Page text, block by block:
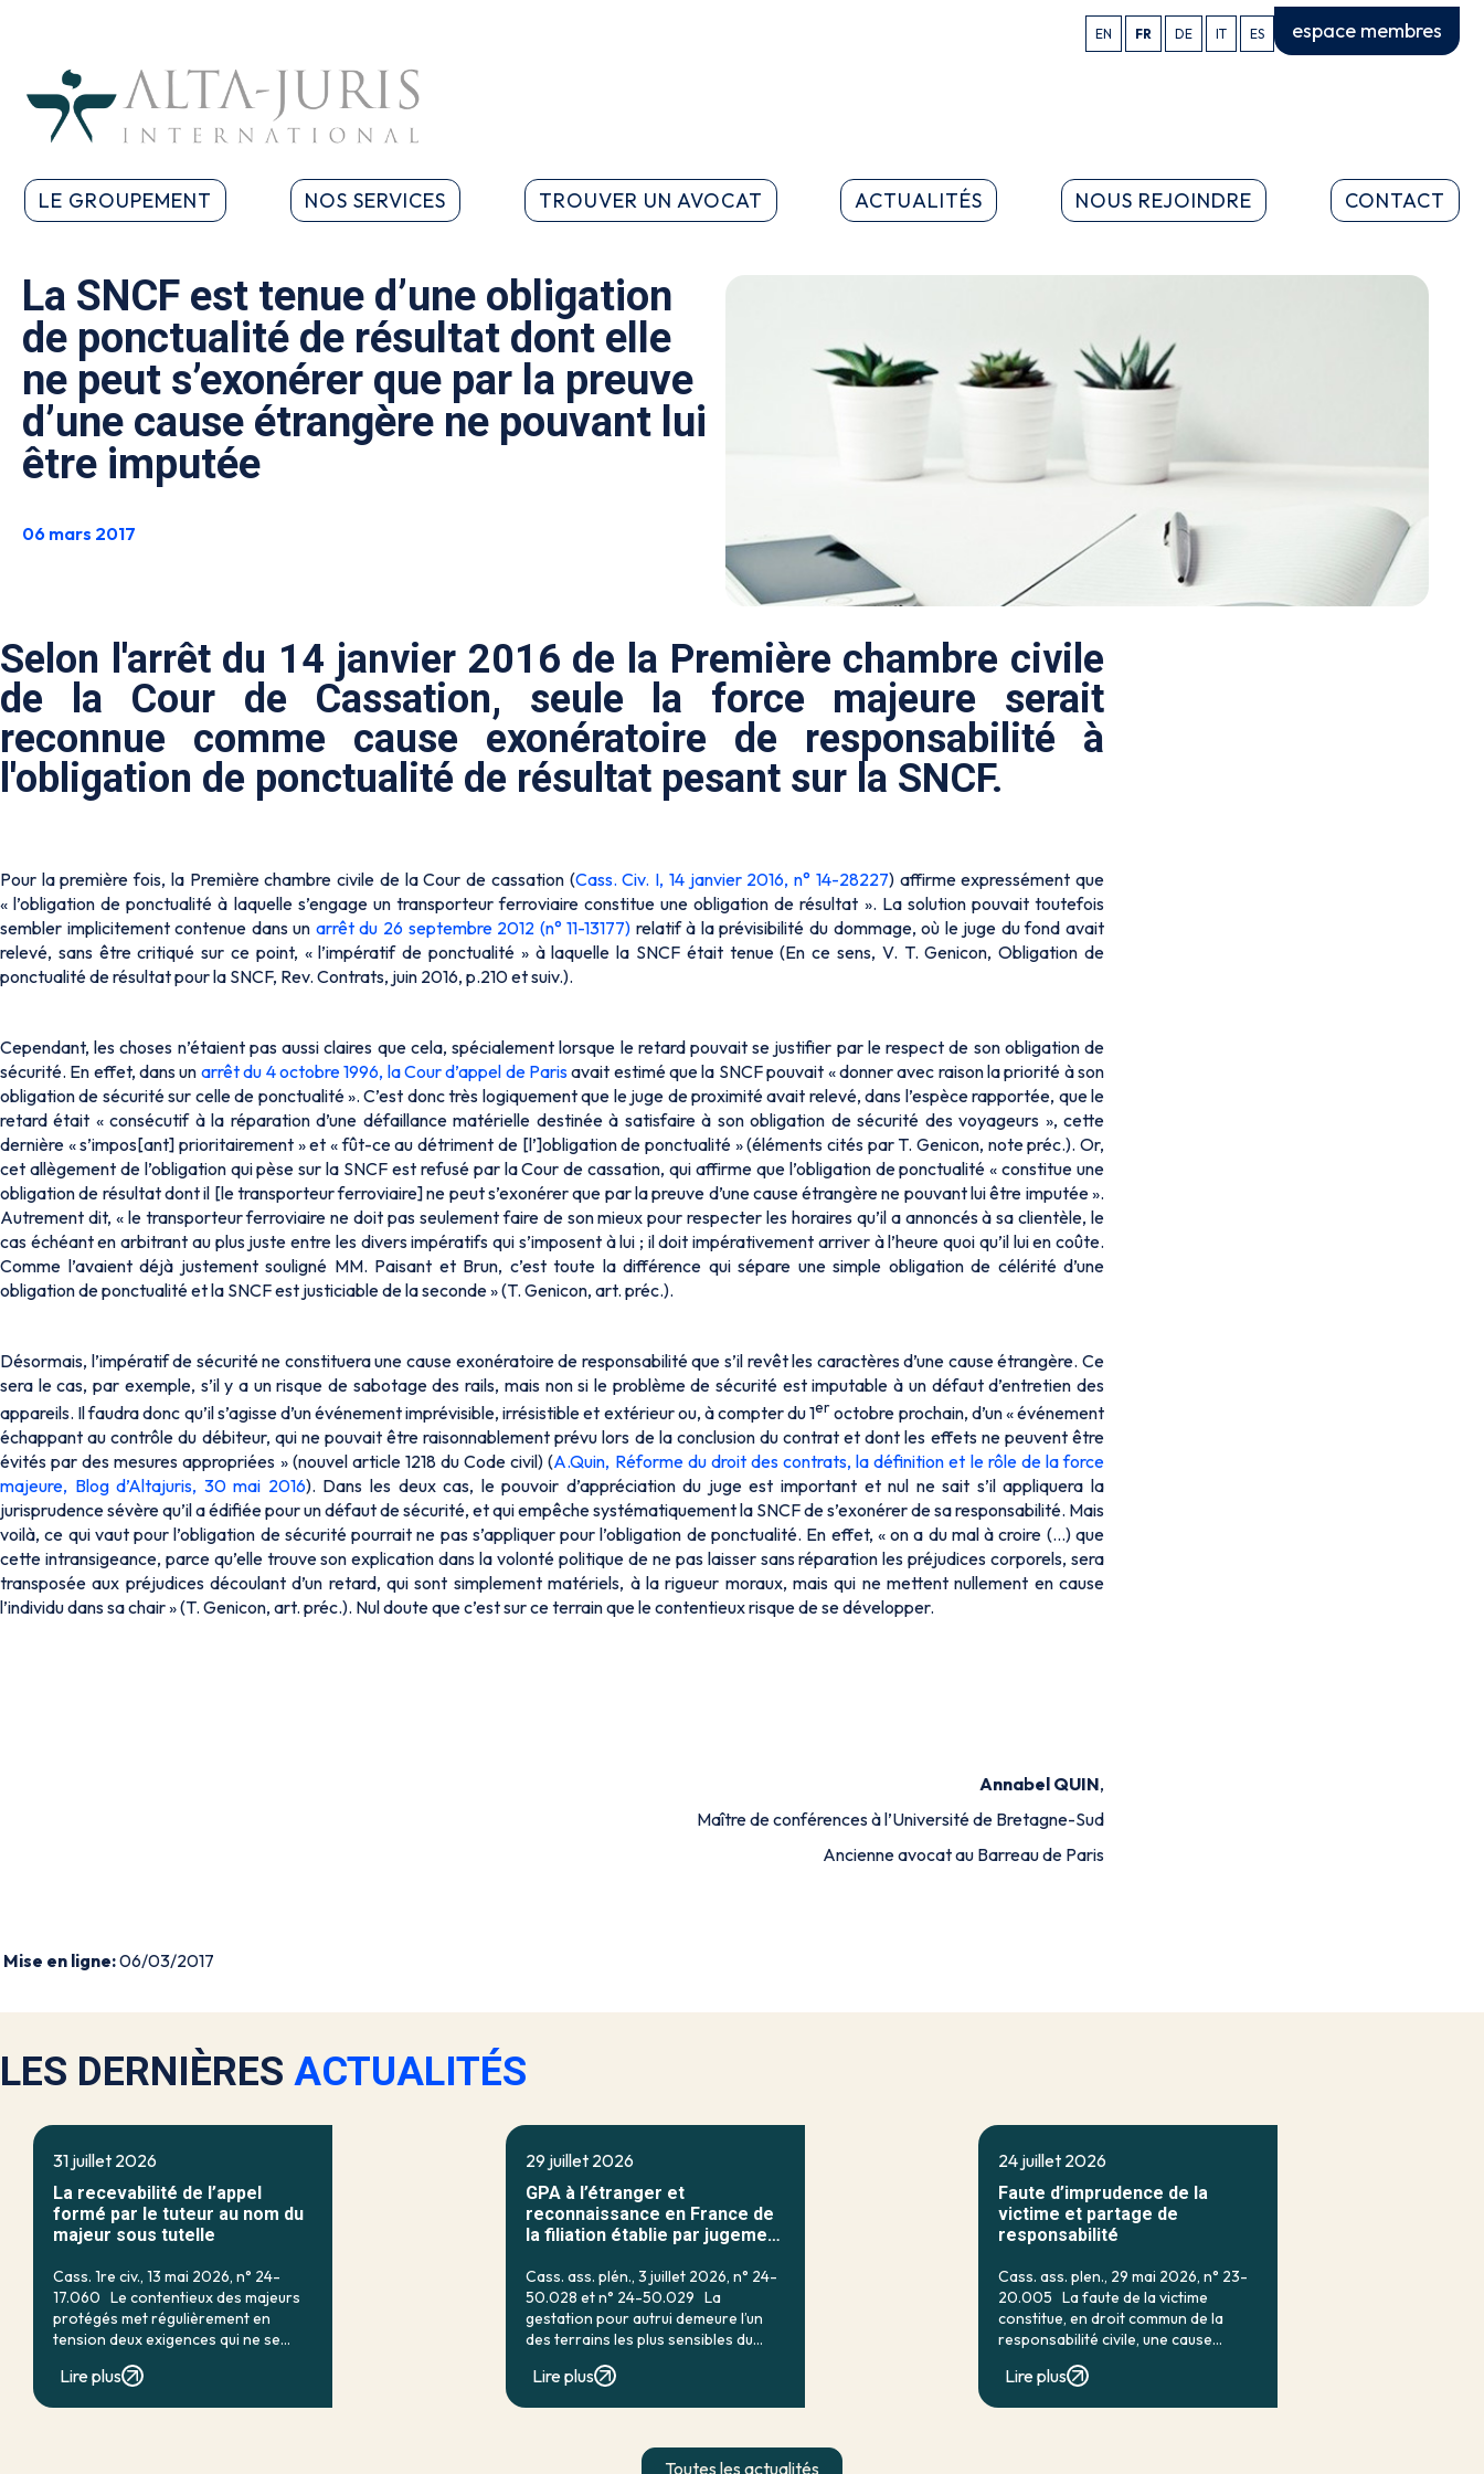
EN FR DE IT ES espace membres
LE GROUPEMENT NOS SERVICES TROUVER UN AVOCAT ACTUALITÉS NOUS REJOINDRE CONTACT
La SNCF est tenue d’une obligation
de ponctualité de résultat dont elle
ne peut s’exonérer que par la preuve
d’une cause étrangère ne pouvant lui
être imputée
06 mars 2017
Selon l'arrêt du 14 janvier 2016 de la Première chambre civile
de la Cour de Cassation, seule la force majeure serait
reconnue comme cause exonératoire de responsabilité à
l'obligation de ponctualité de résultat pesant sur la SNCF.
Pour la première fois, la Première chambre civile de la Cour de cassation (Cass. Civ. I, 14 janvier 2016, n° 14-28227) affirme expressément que
« l’obligation de ponctualité à laquelle s’engage un transporteur ferroviaire constitue une obligation de résultat ». La solution pouvait toutefois
sembler implicitement contenue dans un arrêt du 26 septembre 2012 (n° 11-13177) relatif à la prévisibilité du dommage, où le juge du fond avait
relevé, sans être critiqué sur ce point, « l’impératif de ponctualité » à laquelle la SNCF était tenue (En ce sens, V. T. Genicon, Obligation de
ponctualité de résultat pour la SNCF, Rev. Contrats, juin 2016, p.210 et suiv.).
Cependant, les choses n’étaient pas aussi claires que cela, spécialement lorsque le retard pouvait se justifier par le respect de son obligation de
sécurité. En effet, dans un arrêt du 4 octobre 1996, la Cour d’appel de Parisavait estimé que la SNCF pouvait « donner avec raison la priorité à son
obligation de sécurité sur celle de ponctualité ». C’est donc très logiquement que le juge de proximité avait relevé, dans l’espèce rapportée, que le
retard était « consécutif à la réparation d’une défaillance matérielle destinée à satisfaire à son obligation de sécurité des voyageurs », cette
dernière « s’impos[ant] prioritairement » et « fût-ce au détriment de [l’]obligation de ponctualité » (éléments cités par T. Genicon, note préc.). Or,
cet allègement de l’obligation qui pèse sur la SNCF est refusé par la Cour de cassation, qui affirme que l’obligation de ponctualité « constitue une
obligation de résultat dont il [le transporteur ferroviaire] ne peut s’exonérer que par la preuve d’une cause étrangère ne pouvant lui être imputée ».
Autrement dit, « le transporteur ferroviaire ne doit pas seulement faire de son mieux pour respecter les horaires qu’il a annoncés à sa clientèle, le
cas échéant en arbitrant au plus juste entre les divers impératifs qui s’imposent à lui ; il doit impérativement arriver à l’heure quoi qu’il lui en coûte.
Comme l’avaient déjà justement souligné MM. Paisant et Brun, c’est toute la différence qui sépare une simple obligation de célérité d’une
obligation de ponctualité et la SNCF est justiciable de la seconde » (T. Genicon, art. préc.).
Désormais, l’impératif de sécurité ne constituera une cause exonératoire de responsabilité que s’il revêt les caractères d’une cause étrangère. Ce
sera le cas, par exemple, s’il y a un risque de sabotage des rails, mais non si le problème de sécurité est imputable à un défaut d’entretien des
appareils. Il faudra donc qu’il s’agisse d’un événement imprévisible, irrésistible et extérieur ou, à compter du 1eroctobre prochain, d’un « événement
échappant au contrôle du débiteur, qui ne pouvait être raisonnablement prévu lors de la conclusion du contrat et dont les effets ne peuvent être
évités par des mesures appropriées » (nouvel article 1218 du Code civil) (A.Quin, Réforme du droit des contrats, la définition et le rôle de la force
majeure, Blog d’Altajuris, 30 mai 2016). Dans les deux cas, le pouvoir d’appréciation du juge est important et nul ne sait s’il appliquera la
jurisprudence sévère qu’il a édifiée pour un défaut de sécurité, et qui empêche systématiquement la SNCF de s’exonérer de sa responsabilité. Mais
voilà, ce qui vaut pour l’obligation de sécurité pourrait ne pas s’appliquer pour l’obligation de ponctualité. En effet, « on a du mal à croire (…) que
cette intransigeance, parce qu’elle trouve son explication dans la volonté politique de ne pas laisser sans réparation les préjudices corporels, sera
transposée aux préjudices découlant d’un retard, qui sont simplement matériels, à la rigueur moraux, mais qui ne mettent nullement en cause
l’individu dans sa chair » (T. Genicon, art. préc.). Nul doute que c’est sur ce terrain que le contentieux risque de se développer.
Annabel QUIN,
Maître de conférences à l’Université de Bretagne-Sud
Ancienne avocat au Barreau de Paris
Mise en ligne:06/03/2017
LES DERNIÈRES ACTUALITÉS
31 juillet 2026
La recevabilité de l’appel
formé par le tuteur au nom du
majeur sous tutelle
Cass. 1re civ., 13 mai 2026, n° 24-
17.060 Le contentieux des majeurs
protégés met régulièrement en
tension deux exigences qui ne se
recouvrent qu’imparfaitement : d’un
côté, la nécessité d’assurer une
Lire plus
29 juillet 2026
GPA à l’étranger et
reconnaissance en France de
la filiation établie par jugement
Cass. ass. plén., 3 juillet 2026, n° 24-
50.028 et n° 24-50.029 La
gestation pour autrui demeure l’un
des terrains les plus sensibles du
droit français de la filiation. Prohibée
en droit interne par l’article 16-7 du
Lire plus
24 juillet 2026
Faute d’imprudence de la
victime et partage de
responsabilité
Cass. ass. plen., 29 mai 2026, n° 23-
20.005 La faute de la victime
constitue, en droit commun de la
responsabilité civile, une cause
classique d’exonération partielle.
Lorsqu’elle a contribué à la
Lire plus
Toutes les actualités